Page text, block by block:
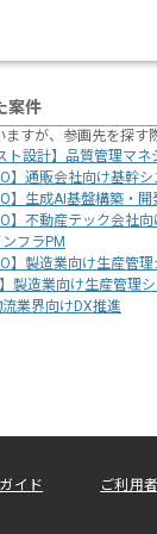
案件
ますが、参画先を探す
ト設計】品質管理マネ
】通販会社向け基幹
】生成AI基盤構築・開
】不動産テック会社
ンフラPM
】製造業向け生産管
】製造業向け生産管理
流業界向けDX推進
イド ご利用